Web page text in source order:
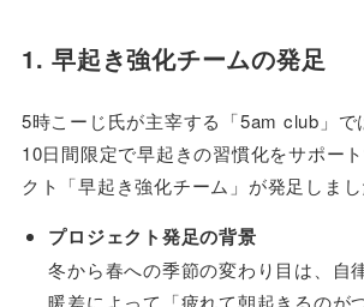
1. 早起き強化チームの発足
5時こーじ氏が主宰する「5am club」で
10日間限定で早起きの習慣化をサポー
クト「早起き強化チーム」が発足しまし
プロジェクト発足の背景
冬から春への季節の変わり目は、自
暖差によって「疲れて朝起きるのが